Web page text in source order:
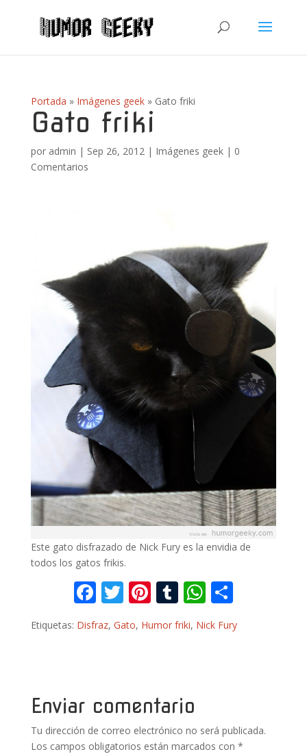
Portada » Imágenes geek» Gato friki
Gato friki
por admin | Sep 26, 2012| Imágenes geek| 0
Comentarios
Este gato disfrazado de Nick Fury es la envidia de
todos los gatos frikis.
F
ac
e
o
k
T
w
itt
Pi
er
T
u
m
W
h
at
p
m
r
Etiquetas: Disfraz, Gato, Humor friki, Nick Fury
Enviar comentario
Tu dirección de correo electrónico no será publicada.
Los campos obligatorios están marcados con *